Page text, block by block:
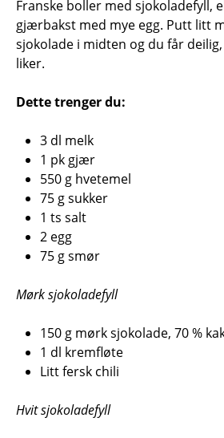
Franske boller med sjokoladefyll,
gjærbakst med mye egg. Putt litt
sjokolade i midten og du får
liker.
Dette trenger du:
3 dl melk
1 pk gjær
550 g hvetemel
75 g sukker
1 ts salt
2 egg
75 g smør
Mørk sjokoladefyll
150 g mørk sjokolade, 70 %
1 dl kremfløte
Litt fersk chili
Hvit sjokoladefyll